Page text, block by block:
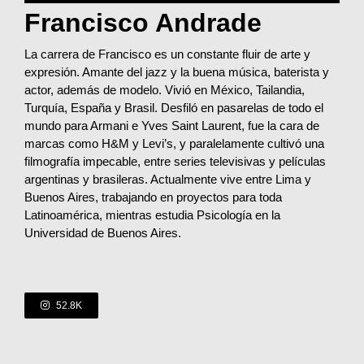
Francisco Andrade
La carrera de Francisco es un constante fluir de arte y
expresión. Amante del jazz y la buena música, baterista y
actor, además de modelo. Vivió en México, Tailandia,
Turquía, España y Brasil. Desfiló en pasarelas de todo el
mundo para Armani e Yves Saint Laurent, fue la cara de
marcas como H&M y Levi’s, y paralelamente cultivó una
filmografía impecable, entre series televisivas y películas
argentinas y brasileras. Actualmente vive entre Lima y
Buenos Aires, trabajando en proyectos para toda
Latinoamérica, mientras estudia Psicología en la
Universidad de Buenos Aires.
52.8K